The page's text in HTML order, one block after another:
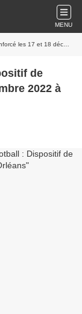
MENU
décembre 2022 à Orléans
de
2022 à